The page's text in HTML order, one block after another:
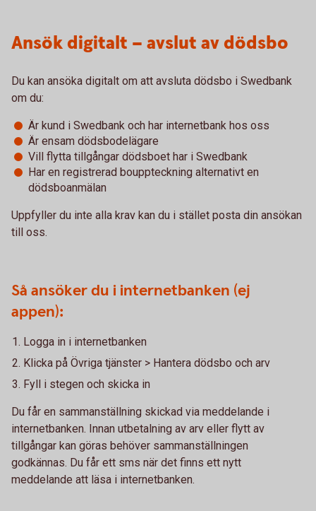
Ansök digitalt – avslut av dödsbo
Du kan ansöka digitalt om att avsluta dödsbo i Swedbank
om du:
Är kund i Swedbank och har internetbank hos oss
Är ensam dödsbodelägare
Vill flytta tillgångar dödsboet har i Swedbank
Har en registrerad bouppteckning alternativt en
dödsboanmälan
Uppfyller du inte alla krav kan du i stället posta din ansökan
till oss.
Så ansöker du i internetbanken (ej
appen):
Logga in i internetbanken
Klicka på Övriga tjänster > Hantera dödsbo och arv
Fyll i stegen och skicka in
Du får en sammanställning skickad via meddelande i
internetbanken. Innan utbetalning av arv eller flytt av
tillgångar kan göras behöver sammanställningen
godkännas. Du får ett sms när det finns ett nytt
meddelande att läsa i internetbanken.